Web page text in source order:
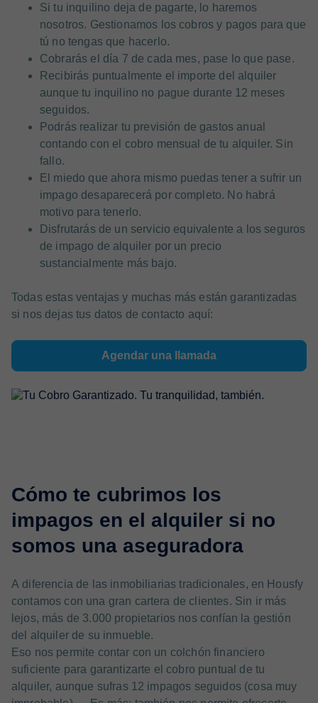
Si tu inquilino deja de pagarte, lo haremos
nosotros. Gestionamos los cobros y pagos para que
tú no tengas que hacerlo.
Cobrarás el día 7 de cada mes, pase lo que pase.
Recibirás puntualmente el importe del alquiler
aunque tu inquilino no pague durante 12 meses
seguidos.
Podrás realizar tu previsión de gastos anual
contando con el cobro mensual de tu alquiler. Sin
fallo.
El miedo que ahora mismo puedas tener a sufrir un
impago desaparecerá por completo. No habrá
motivo para tenerlo.
Disfrutarás de un servicio equivalente a los seguros
de impago de alquiler por un precio
sustancialmente más bajo.
Todas estas ventajas y muchas más están garantizadas
si nos dejas tus datos de contacto aquí:
Agendar una llamada
Cómo te cubrimos los
impagos en el alquiler si no
somos una aseguradora
A diferencia de las inmobiliarias tradicionales, en Housfy
contamos con una gran cartera de clientes. Sin ir más
lejos, más de 3.000 propietarios nos confían la gestión
del alquiler de su inmueble.
Eso nos permite contar con un colchón financiero
suficiente para garantizarte el cobro puntual de tu
alquiler, aunque sufras 12 impagos seguidos (cosa muy